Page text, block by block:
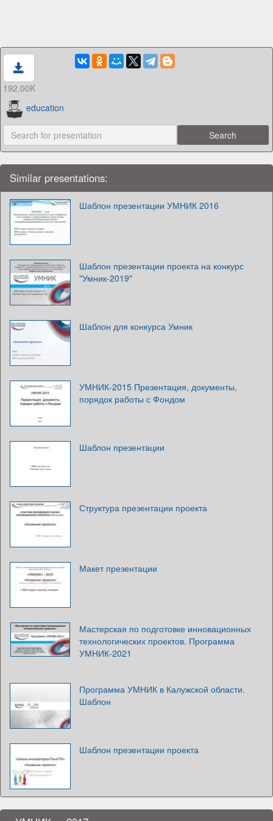
192.00K
education
Similar presentations:
Шаблон презентации УМНИК 2016
Шаблон презентации проекта на конкурс
"Умник-2019"
Шаблон для конкурса Умник
УМНИК-2015 Презентация, документы,
порядок работы с Фондом
Шаблон презентации
Структура презентации проекта
Макет презентации
Мастерская по подготовке инновационных
технологических проектов. Программа
УМНИК-2021
Программа УМНИК в Калужской области.
Шаблон
Шаблон презентации проекта